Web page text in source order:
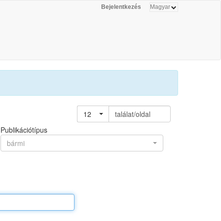
Bejelentkezés
12
találat/oldal
Publikációtípus
bármi